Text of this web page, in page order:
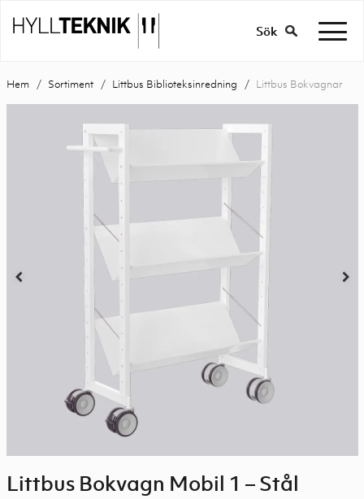
Sök
Hem Sortiment Littbus Biblioteksinredning Littbus Bokvagnar
Littbus Bokvagn Mobil 1 – Stål